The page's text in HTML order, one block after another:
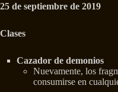
25 de septiembre de 2019
Clases
Cazador de demonios
Nuevamente, los
consumirse en